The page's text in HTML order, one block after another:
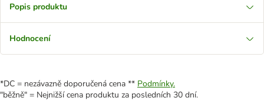
Popis produktu
Hodnocení
*DC = nezávazně doporučená cena ** Podmínky.
"běžně" = Nejnižší cena produktu za posledních 30 dní.